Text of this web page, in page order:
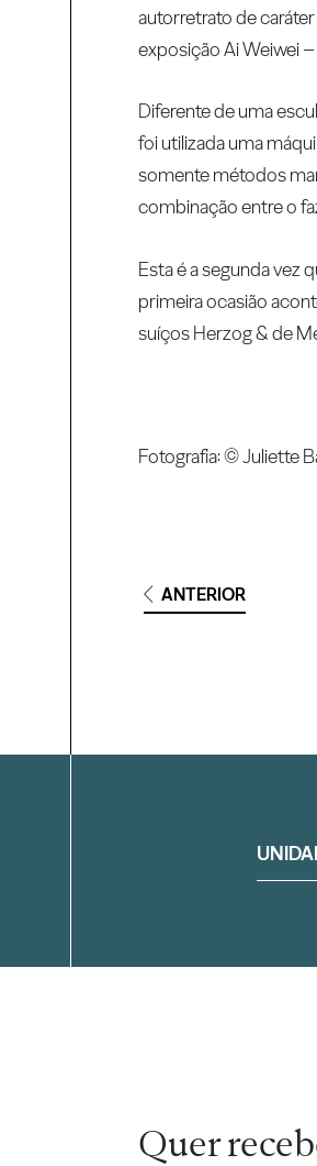
autorretrato de
exposição Ai Weiwei
Diferente de uma
foi utilizada uma
somente métodos
combinação entre o
Esta é a segunda vez
primeira ocasião
suíços Herzog & de
Fotografia: © Juliette
ANTERIOR
Filtrar
Quer